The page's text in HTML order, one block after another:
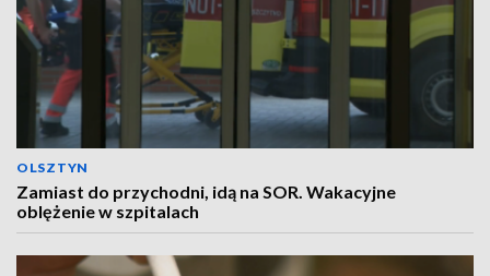
OLSZTYN
Zamiast do przychodni, idą na SOR. Wakacyjne
oblężenie w szpitalach